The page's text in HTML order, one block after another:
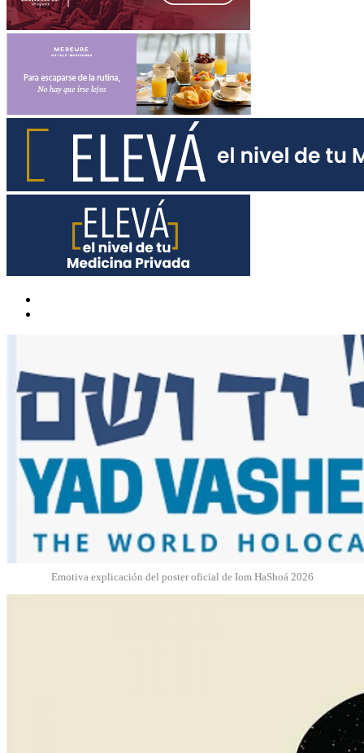
Emotiva explicación del poster oficial de Iom HaShoá 2026